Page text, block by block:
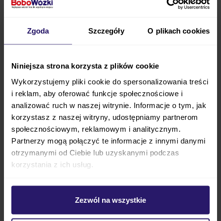
Zgoda Szczegóły O plikach cookies
Niniejsza strona korzysta z plików cookie
Wykorzystujemy pliki cookie do spersonalizowania treści
i reklam, aby oferować funkcje społecznościowe i
analizować ruch w naszej witrynie. Informacje o tym, jak
korzystasz z naszej witryny, udostępniamy partnerom
społecznościowym, reklamowym i analitycznym.
Partnerzy mogą połączyć te informacje z innymi danymi
otrzymanymi od Ciebie lub uzyskanymi podczas
korzystania z ich usług.
Zezwól na wszystkie
BEBETTOLUCA PRO
to nowe, eleganckie wydanie
znanego wózka LUCA
wykonania.
LUCA PRO różni się od zwykłego
LUCAm.in. obecnościąekoskóry —obszyto nią
zarówno
gondolę, jak i siedzisko spacerowe
Ekoskóra jestwytrzymała i łatwa w konserwacji,
a dodatkowo — bardzo kunsztowna. W zestawie
znajduje się równieżbezpieczny fotelik
samochodowyMAXI COSICABRIO FIXi-Size
pokazują, że producent dba o aktualność